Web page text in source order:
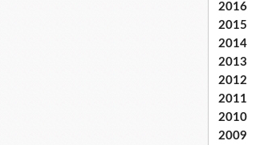
2016
2015
2014
2013
2012
2011
2010
2009